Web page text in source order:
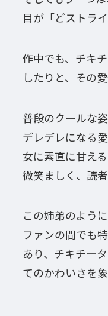
目が「どストラ
作中でも、チキ
したりと、その
普段のクールな
デレデレになる
女に素直に甘え
微笑ましく、読
この姉弟のよう
ファンの間でも
あり、チキチー
てのかわいさを